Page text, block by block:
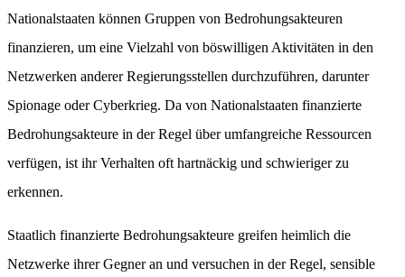
Nationalstaaten können Gruppen von Bedrohungsakteuren
finanzieren, um eine Vielzahl von böswilligen Aktivitäten in den
Netzwerken anderer Regierungsstellen durchzuführen, darunter
Spionage oder Cyberkrieg. Da von Nationalstaaten finanzierte
Bedrohungsakteure in der Regel über umfangreiche Ressourcen
verfügen, ist ihr Verhalten oft hartnäckig und schwieriger zu
erkennen.
Staatlich finanzierte Bedrohungsakteure greifen heimlich die
Netzwerke ihrer Gegner an und versuchen in der Regel, sensible